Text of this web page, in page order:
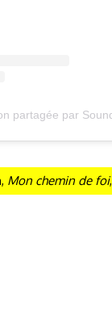
partagée par
Mon chemin de foi